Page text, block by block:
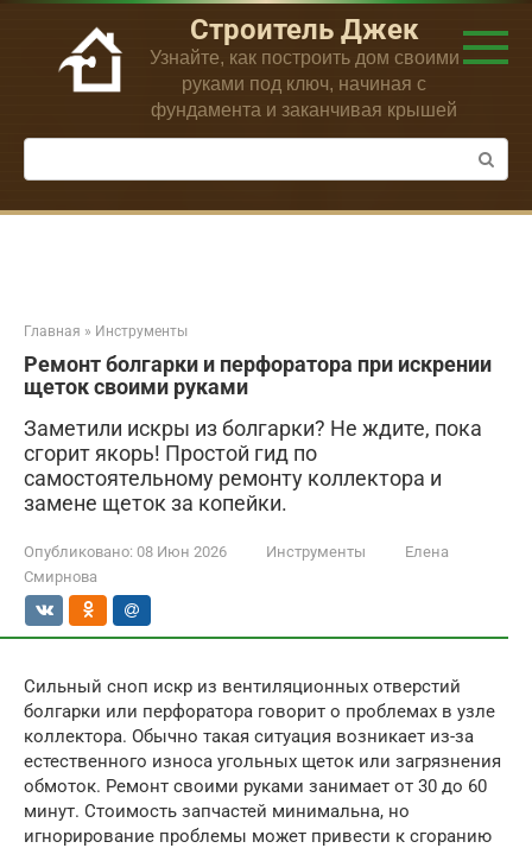
Перейти
контенту
Строитель Джек
Узнайте, как построить дом своими
руками под ключ, начиная с
фундамента и заканчивая крышей
Поиск:
Главная » Инструменты
Ремонт болгарки и перфоратора при искрении
щеток своими руками
Заметили искры из болгарки? Не ждите, пока
сгорит якорь! Простой гид по
самостоятельному ремонту коллектора и
замене щеток за копейки.
Опубликовано: 08 Июн 2026 Инструменты
Елена
Смирнова
Сильный сноп искр из вентиляционных отверстий
болгарки или перфоратора говорит о проблемах в узле
коллектора. Обычно такая ситуация возникает из-за
естественного износа угольных щеток или загрязнения
обмоток. Ремонт своими руками занимает от 30 до 60
минут. Стоимость запчастей минимальна, но
игнорирование проблемы может привести к сгоранию